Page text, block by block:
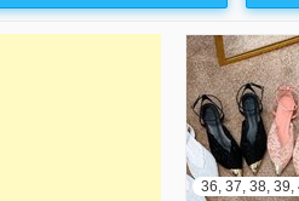
36, 37, 38, 39,